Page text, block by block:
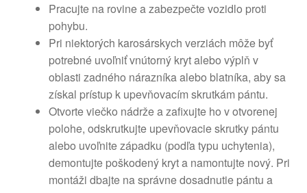
Pracujte na rovine a zabezpečte vozidlo proti
pohybu.
Pri niektorých karosárskych verziách môže byť
potrebné uvoľniť vnútorný kryt alebo výplň v
oblasti zadného nárazníka alebo blatníka, aby sa
získal prístup k upevňovacím skrutkám pántu.
Otvorte viečko nádrže a zafixujte ho v otvorenej
polohe, odskrutkujte upevňovacie skrutky pántu
alebo uvoľnite západku (podľa typu uchytenia),
demontujte poškodený kryt a namontujte nový. Pri
montáži dbajte na správne dosadnutie pántu a